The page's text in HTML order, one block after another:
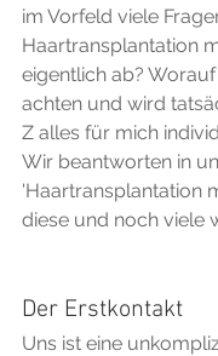
im Vorfeld viele
Haartransplantation
eigentlich ab?
achten und wird
Z alles für mich
Wir beantworten in
'Haartransplantation
diese und noch viele
Der Erstkontakt
Uns ist eine